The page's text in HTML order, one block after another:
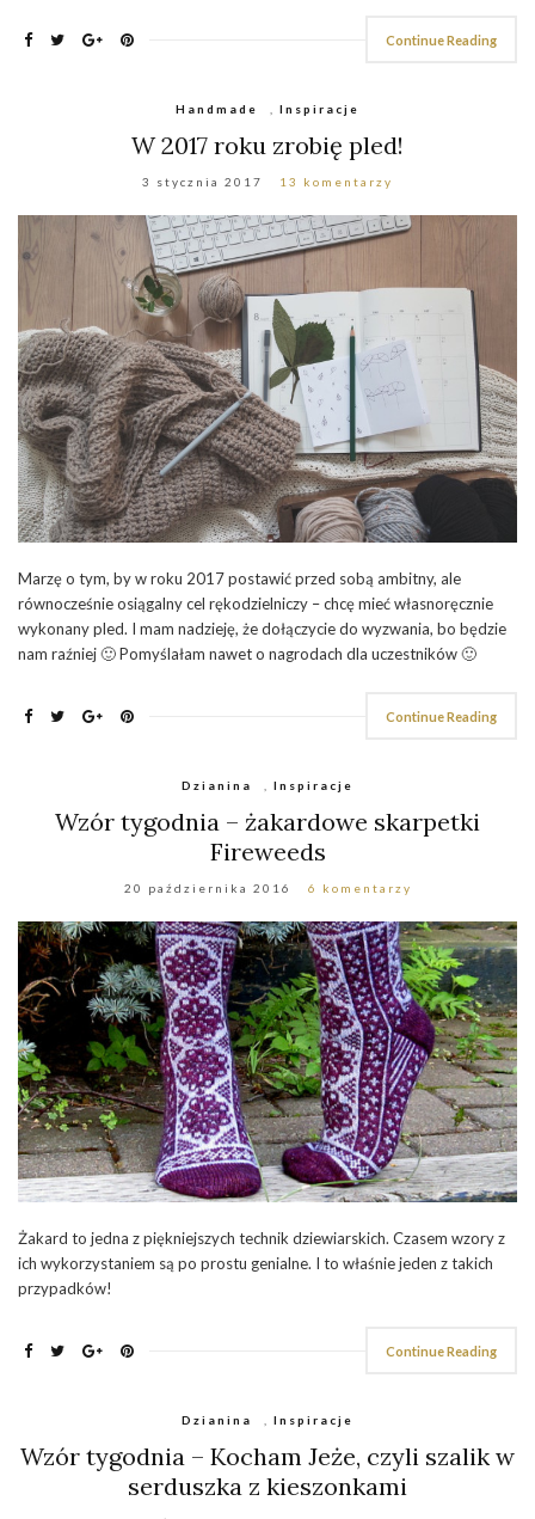
Continue Reading
Handmade Inspiracje
W 2017 roku zrobię pled!
3 stycznia 2017 13 komentarzy
Marzę o tym, by w roku 2017 postawić przed sobą ambitny, ale
równocześnie osiągalny cel rękodzielniczy – chcę mieć własnoręcznie
wykonany pled. I mam nadzieję, że dołączycie do wyzwania, bo będzie
nam raźniej 🙂 Pomyślałam nawet o nagrodach dla uczestników 🙂
Continue Reading
Dzianina Inspiracje
Wzór tygodnia – żakardowe skarpetki
Fireweeds
20 października 2016 6 komentarzy
Żakard to jedna z piękniejszych technik dziewiarskich. Czasem wzory z
ich wykorzystaniem są po prostu genialne. I to właśnie jeden z takich
przypadków!
Continue Reading
Dzianina Inspiracje
Wzór tygodnia – Kocham Jeże, czyli szalik w
serduszka z kieszonkami